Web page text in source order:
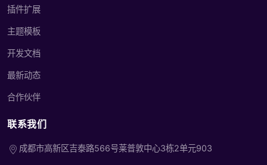
插件扩展
主题模板
开发文档
最新动态
合作伙伴
联系我们
成都市高新区吉泰路566号莱普敦中心3栋2单元903